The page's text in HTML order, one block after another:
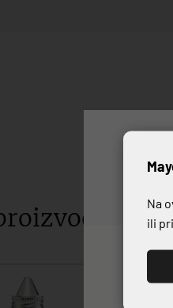
Na
ili